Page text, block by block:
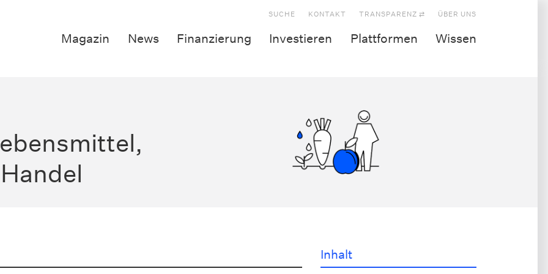
SUCHE KONTAKT TRANSPARENZ ⇄ ÜBER UNS
Magazin News Finanzierung Investieren Plattformen Wissen
Inhalt